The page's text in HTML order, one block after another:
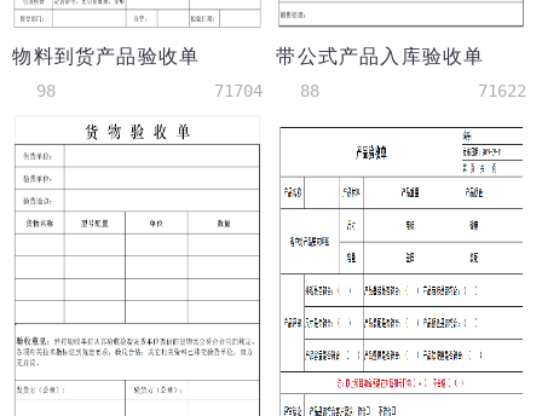
物料到货产品验收单
98 71704
带公式产品入库验收单
88 71622